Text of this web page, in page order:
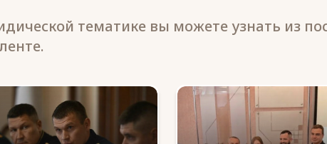
тематике вы можете узнать из